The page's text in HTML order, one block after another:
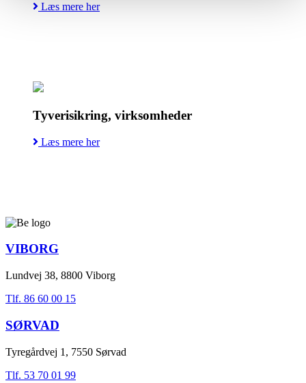
Læs mere her
Tyverisikring, virksomheder
Læs mere her
VIBORG
Lundvej 38, 8800 Viborg
Tlf. 86 60 00 15
SØRVAD
Tyregårdvej 1, 7550 Sørvad
Tlf. 53 70 01 99